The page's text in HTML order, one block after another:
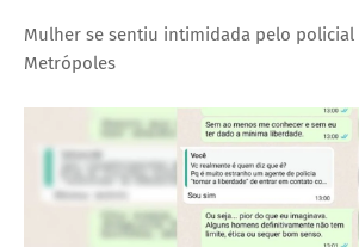
Mulher se sentiu intimidada pelo policial
Metrópoles